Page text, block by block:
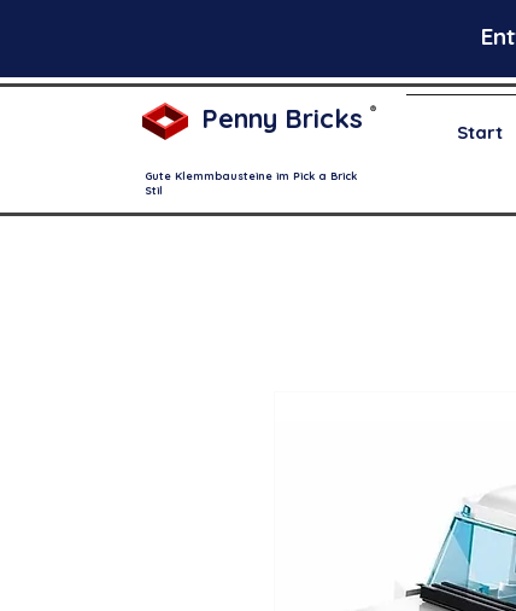
Penny Bricks ®
Start
Gute Klemmbausteine im Pick a Brick
Stil